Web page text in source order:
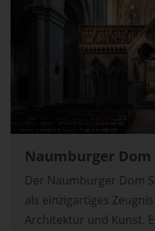
Naumburger Dom
Der Naumburger Dom
als einzigartiges
Architektur und Kunst.